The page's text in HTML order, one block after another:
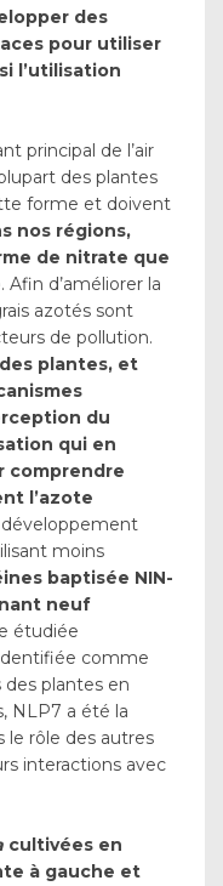
des
pour utiliser
l’utilisation
principal de l’air
des plantes
forme et doivent
nos régions,
de nitrate que
. Afin d’améliorer la
azotés sont
de pollution.
plantes, et
du
qui en
comprendre
l’azote
moins
baptisée NIN-
neuf
étudiée
comme
des plantes en
NLP7 a été la
le rôle des autres
interactions avec
cultivées en
à gauche et